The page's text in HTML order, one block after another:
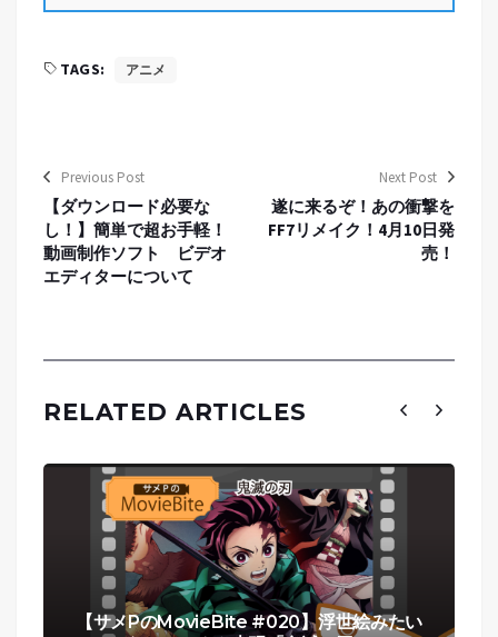
TAGS: アニメ
Previous Post
【ダウンロード必要な
し！】簡単で超お手軽！
動画制作ソフト ビデオ
エディターについて
Next Post
遂に来るぞ！あの衝撃を
FF7リメイク！4月10日発
売！
RELATED ARTICLES
【サメPのMovieBite #020】浮世絵みたい